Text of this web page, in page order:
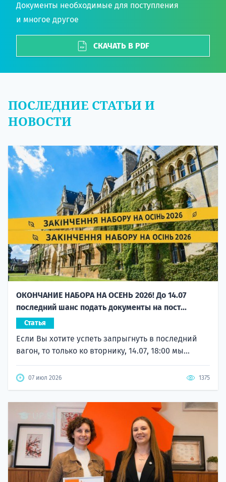
Документы необходимые для поступления
и многое другое
СКАЧАТЬ В PDF
ПОСЛЕДНИЕ СТАТЬИ И
НОВОСТИ
ОКОНЧАНИЕ НАБОРА НА ОСЕНЬ 2026! До 14.07
последний шанс подать документы на пост...
Статья
Если Вы хотите успеть запрыгнуть в последний
вагон, то только ко вторнику, 14.07, 18:00 мы...
07 июл 2026 1375